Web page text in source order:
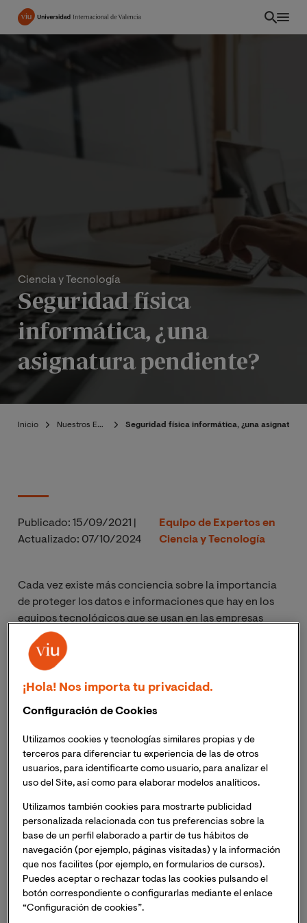
Pasar
Ciencia y Tecnología
Seguridad física
informática, ¿una
asignatura pendiente?
Inicio Nuestros Expertos Seguridad física informática, ¿una asignatura
Publicado: 15/09/2021
Actualizado: 07/10/2024
Equipo de Expertos en
Ciencia y Tecnología
Cada vez existe más conciencia sobre la importancia
de proteger los datos e informaciones que hay en los
equipos tecnológicos que se usan en las empresas
(ordenadores, móviles, tablets, etc.) Sin embargo, a
veces se centra tanto la problemática en los
ciberataques que se deja de lado la
informática.
dispositivos, no lo es menos proteger los dispositivos
en sí mismos. Estos pueden ser “víctima” derobos o
manejos indebidos, o inclusoestropearse por una
sobrecarga de tensión o sufrir un accidente.
¿Qué es la seguridad física
informática?
Este concepto hace referencia a todas aquellas
medidas que se pueden adoptar para
¡Hola! Nos importa tu privacidad.
Configuración de Cookies
Utilizamos cookies y tecnologías similares propias y de
terceros para diferenciar tu experiencia de las de otros
usuarios, para identificarte como usuario, para analizar el
uso del Site, así como para elaborar modelos analíticos.
Utilizamos también cookies para mostrarte publicidad
personalizada relacionada con tus preferencias sobre la
base de un perfil elaborado a partir de tus hábitos de
navegación (por ejemplo, páginas visitadas) y la información
que nos facilites (por ejemplo, en formularios de cursos).
Puedes aceptar o rechazar todas las cookies pulsando el
botón correspondiente o configurarlas mediante el enlace
“Configuración de cookies”.